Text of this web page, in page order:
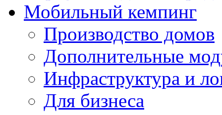
Мобильный кемпинг
Производство домов
Дополнительные
Инфраструктура и
Для бизнеса